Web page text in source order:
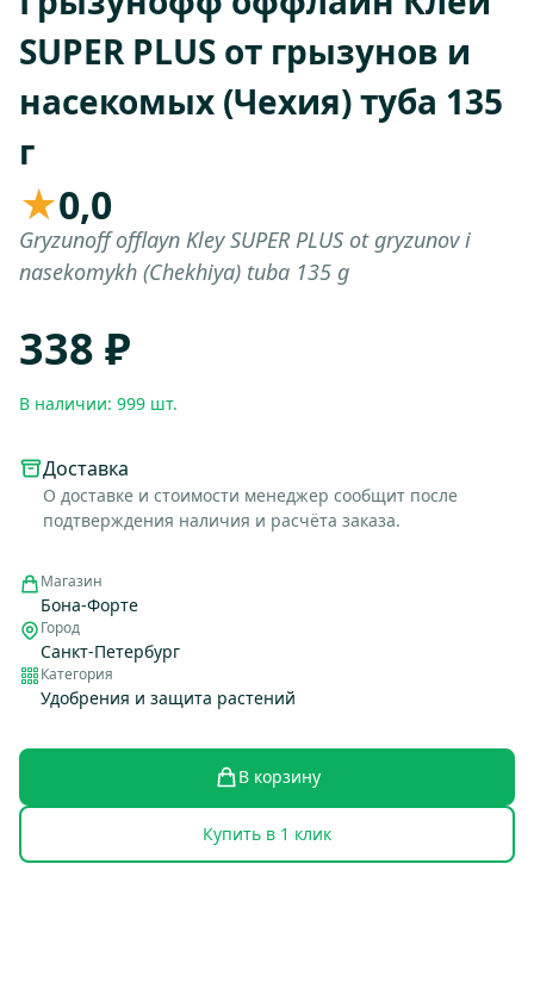
SUPER PLUS от грызунов и
насекомых (Чехия) туба 135
г
★0,0
Gryzunoff offlayn Kley SUPER PLUS ot gryzunov i
nasekomykh (Chekhiya) tuba 135 g
338 ₽
В наличии: 999 шт.
Доставка
О доставке и стоимости менеджер сообщит после
подтверждения наличия и расчёта заказа.
Магазин
Бона-Форте
Город
Санкт-Петербург
Категория
Удобрения и защита растений
В корзину
Купить в 1 клик